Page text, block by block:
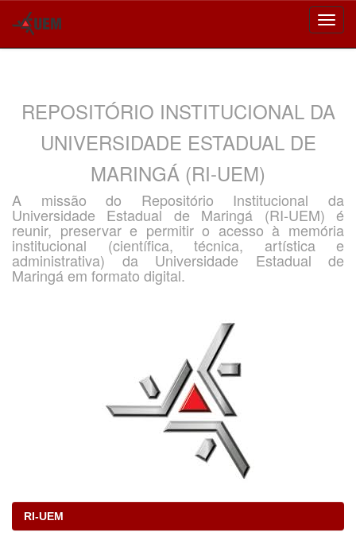
REPOSITÓRIO INSTITUCIONAL DA
UNIVERSIDADE ESTADUAL DE
MARINGÁ (RI-UEM)
A missão do Repositório Institucional da
Universidade Estadual de Maringá (RI-UEM) é
reunir, preservar e permitir o acesso à memória
institucional (científica, técnica, artística e
administrativa) da Universidade Estadual de
Maringá em formato digital.
RI-UEM